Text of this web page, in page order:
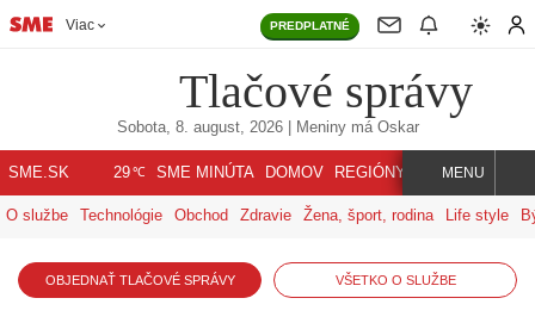
Viac PREDPLATNÉ
Tlačové správy
Sobota, 8. august, 2026| Meniny má Oskar
SME.SK 29℃ SME MINÚTA DOMOV REGIÓNY INDEX SVET
MENU
O službe Technológie Obchod Zdravie Žena, šport, rodina Life style
OBJEDNAŤ TLAČOVÉ SPRÁVY VŠETKO O SLUŽBE